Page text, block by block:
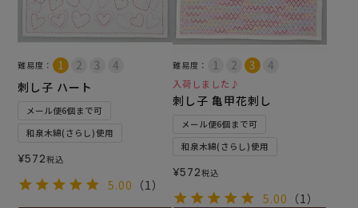
難易度：
刺し子 ハート
メール便6個まで可
和泉木綿(さらし)使用
¥572税込
5.00 （1）
難易度：
入荷しました♪
刺し子 亀甲花刺し
メール便6個まで可
和泉木綿(さらし)使用
¥572税込
5.00 （1）